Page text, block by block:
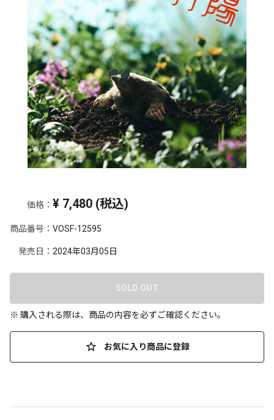
価格： ¥ 7,480 (税込)
商品番号： VOSF-12595
発売日： 2024年03月05日
SOLD OUT
※ 購入される際は、商品の内容を必ずご確認ください。
お気に入り商品に登録